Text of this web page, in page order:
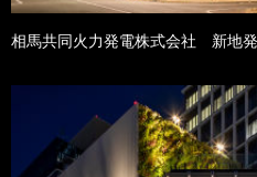
相馬共同火力発電株式会社 新地